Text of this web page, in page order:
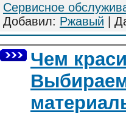
Сервисное
Добавил: Ржавый |
Чем